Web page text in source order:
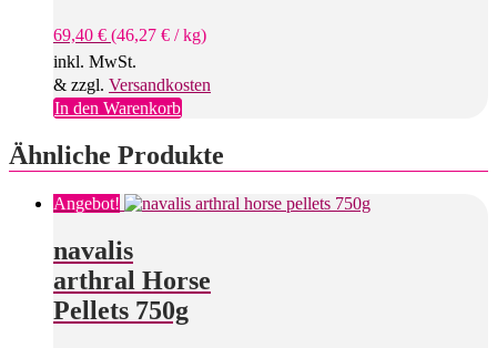
69,40 € (46,27 € /kg)
inkl. MwSt.
& zzgl. Versandkosten
In den Warenkorb
Ähnliche Produkte
Angebot!
navalis
arthral Horse
Pellets 750g